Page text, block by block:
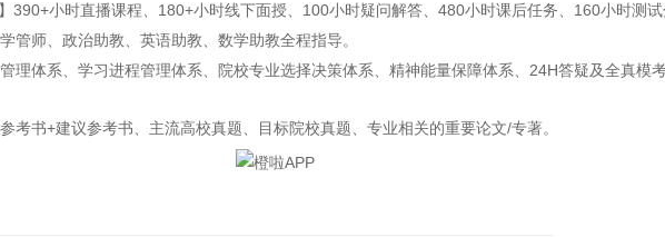
小时直播课程、180+小时线下面授、100小时疑问解答、480小时课后任务、160小时测试
师、政治助教、英语助教、数学助教全程指导。
体系、学习进程管理体系、院校专业选择决策体系、精神能量保障体系、24H答疑及全真模
书+建议参考书、主流高校真题、目标院校真题、专业相关的重要论文/专著。